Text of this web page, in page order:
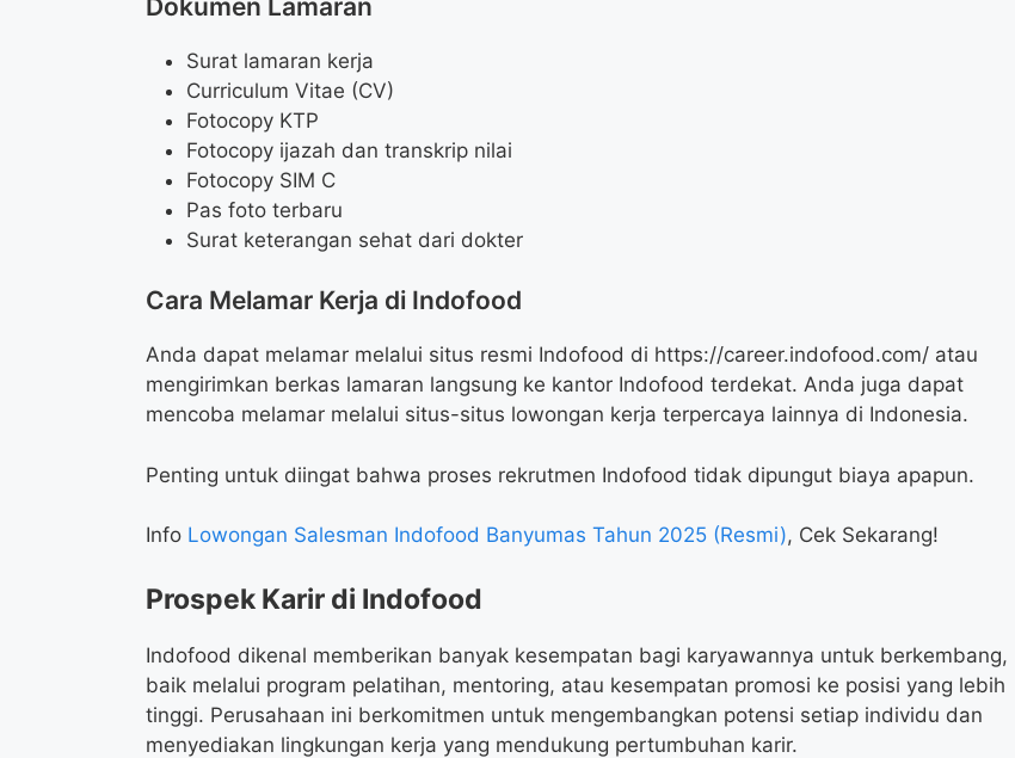
Dokumen Lamaran
Surat lamaran kerja
Curriculum Vitae (CV)
Fotocopy KTP
Fotocopy ijazah dan transkrip nilai
Fotocopy SIM C
Pas foto terbaru
Surat keterangan sehat dari dokter
Cara Melamar Kerja di Indofood
Anda dapat melamar melalui situs resmi Indofood di https://career.indofood.com/ atau
mengirimkan berkas lamaran langsung ke kantor Indofood terdekat. Anda juga dapat
mencoba melamar melalui situs-situs lowongan kerja terpercaya lainnya di Indonesia.
Penting untuk diingat bahwa proses rekrutmen Indofood tidak dipungut biaya apapun.
Info Lowongan Salesman Indofood Banyumas Tahun 2025 (Resmi), Cek Sekarang!
Prospek Karir di Indofood
Indofood dikenal memberikan banyak kesempatan bagi karyawannya untuk berkembang,
baik melalui program pelatihan, mentoring, atau kesempatan promosi ke posisi yang lebih
tinggi. Perusahaan ini berkomitmen untuk mengembangkan potensi setiap individu dan
menyediakan lingkungan kerja yang mendukung pertumbuhan karir.